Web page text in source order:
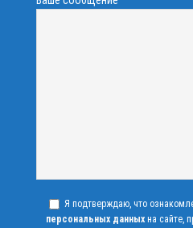
Я подтверждаю, что
персональных данных на сайте,